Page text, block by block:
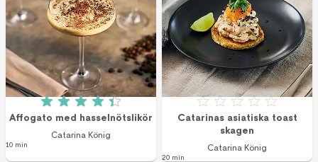
Betyg: 4.4 av 5 (9 röster)
Affogato med hasselnötslikör
Catarina König
10 min
Betyg: 0 av 5
Catarinas asiatiska toast
skagen
Catarina König
20 min